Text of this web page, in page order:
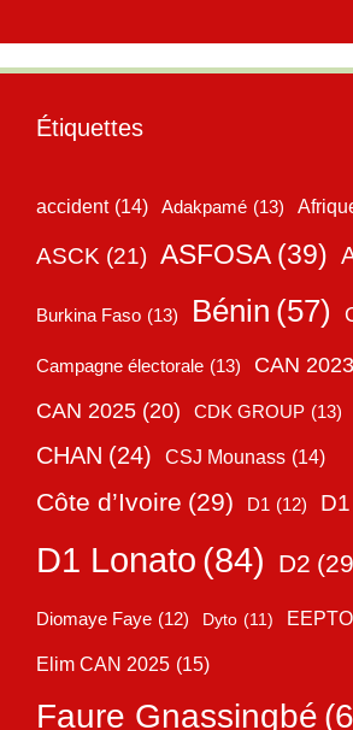
Étiquettes
accident (14) Adakpamé (13)
ASCK (21) ASFOSA (39)
Burkina Faso (13) Bénin (57)
Campagne électorale (13) CAN 2023
CAN 2025 (20) CDK GROUP (13)
CHAN (24) CSJ Mounass (14)
Côte d’Ivoire (29) D1 (12)
D1 Lonato (84) D2
Diomaye Faye (12) Dyto (11) EEPTO
Elim CAN 2025 (15)
Faure Gnassingbé